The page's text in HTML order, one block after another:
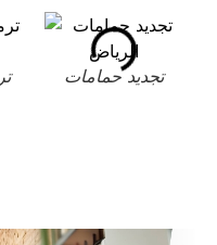
تجديد حمامات